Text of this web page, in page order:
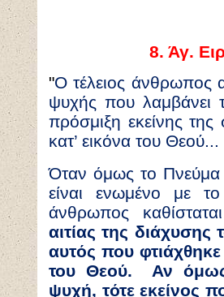
8. Άγ.
"Ο τέλειος άνθρωπος
ψυχής που λαμβάνει
πρόσμιξη εκείνης
κατ’ εικόνα του Θεού...
Όταν όμως το Π
είναι ενωμένο με
άνθρωπος
αιτίας της διάχυσης
αυτός που φτιάχθηκε
του Θεού. Αν όμως
ψυχή, τότε εκείνος